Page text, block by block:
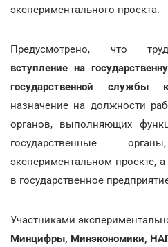
экспериментального проекта.
Предусмотрено, что
вступление на
государственной
назначение на должности
органов, выполняющих
государственные
экспериментальном проекте,
в государственное
Участниками
Минцифры, Минэкономики,